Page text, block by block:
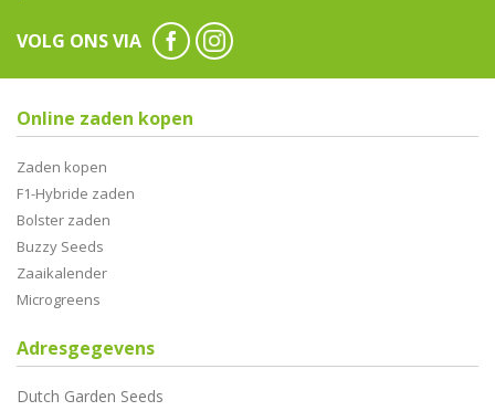
VOLG ONS VIA
Online zaden kopen
Zaden kopen
F1-Hybride zaden
Bolster zaden
Buzzy Seeds
Zaaikalender
Microgreens
Adresgegevens
Dutch Garden Seeds